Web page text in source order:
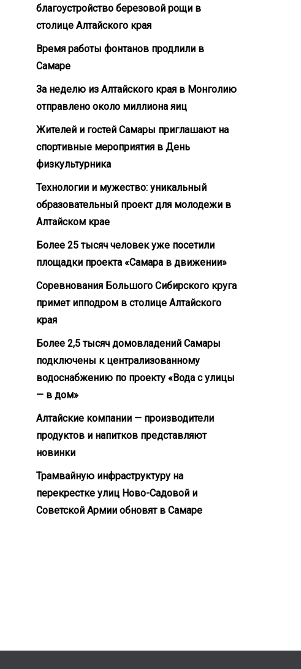
благоустройство березовой рощи в
столице Алтайского края
Время работы фонтанов продлили в
Самаре
За неделю из Алтайского края в Монголию
отправлено около миллиона яиц
Жителей и гостей Самары приглашают на
спортивные мероприятия в День
физкультурника
Технологии и мужество: уникальный
образовательный проект для молодежи в
Алтайском крае
Более 25 тысяч человек уже посетили
площадки проекта «Самара в движении»
Соревнования Большого Сибирского круга
примет ипподром в столице Алтайского
края
Более 2,5 тысяч домовладений Самары
подключены к централизованному
водоснабжению по проекту «Вода с улицы
— в дом»
Алтайские компании — производители
продуктов и напитков представляют
новинки
Трамвайную инфраструктуру на
перекрестке улиц Ново-Садовой и
Советской Армии обновят в Самаре